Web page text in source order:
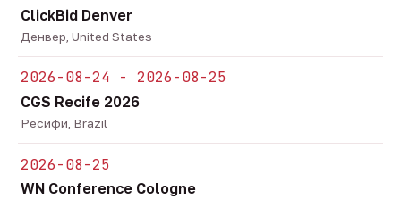
ClickBid Denver
Денвер, United States
2026-08-24 - 2026-08-25
CGS Recife 2026
Ресифи, Brazil
2026-08-25
WN Conference Cologne